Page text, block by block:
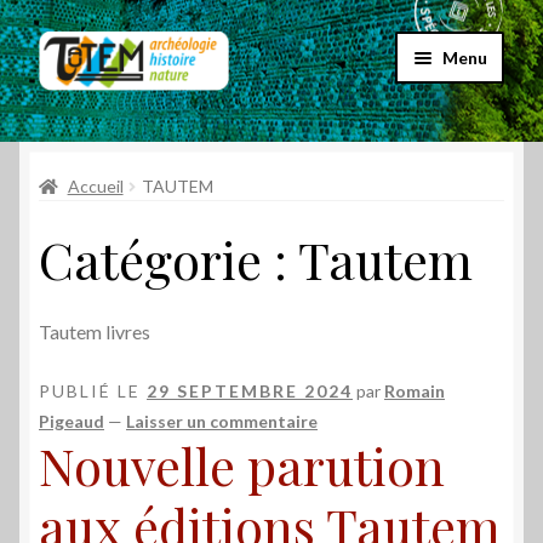
Aller
à
la
navigation
Aller
au
contenu
Menu
Accueil
Choix par genre
enfant
Choix par éditeur
le
Qui sommes-nous ?
Accueil TAUTEM
Catégorie : Tautem
Tautem livres
PUBLIÉ LE 29 SEPTEMBRE 2024 par Romain
Pigeaud — Laisser un commentaire
Nouvelle parution
aux éditions Tautem